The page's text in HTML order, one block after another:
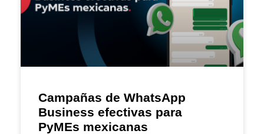
Campañas de WhatsApp
Business efectivas para
PyMEs mexicanas